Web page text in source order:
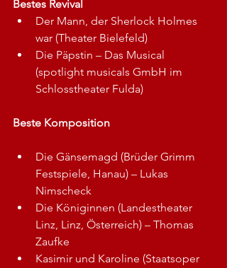
Bestes Revival
Der Mann, der Sherlock Holmes
war (Theater Bielefeld)
Die Päpstin – Das Musical
(spotlight musicals GmbH im
Schlosstheater Fulda)
Beste Komposition
Die Gänsemagd (Brüder Grimm
Festspiele, Hanau) – Lukas
Nimscheck
Die Königinnen (Landestheater
Linz, Linz, Österreich) – Thomas
Zaufke
Kasimir und Karoline (Staatsoper